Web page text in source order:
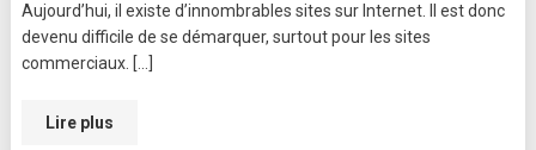
Aujourd’hui, il existe d’innombrables sites sur Internet. Il est donc
devenu difficile de se démarquer, surtout pour les sites
commerciaux. […]
Lire plus